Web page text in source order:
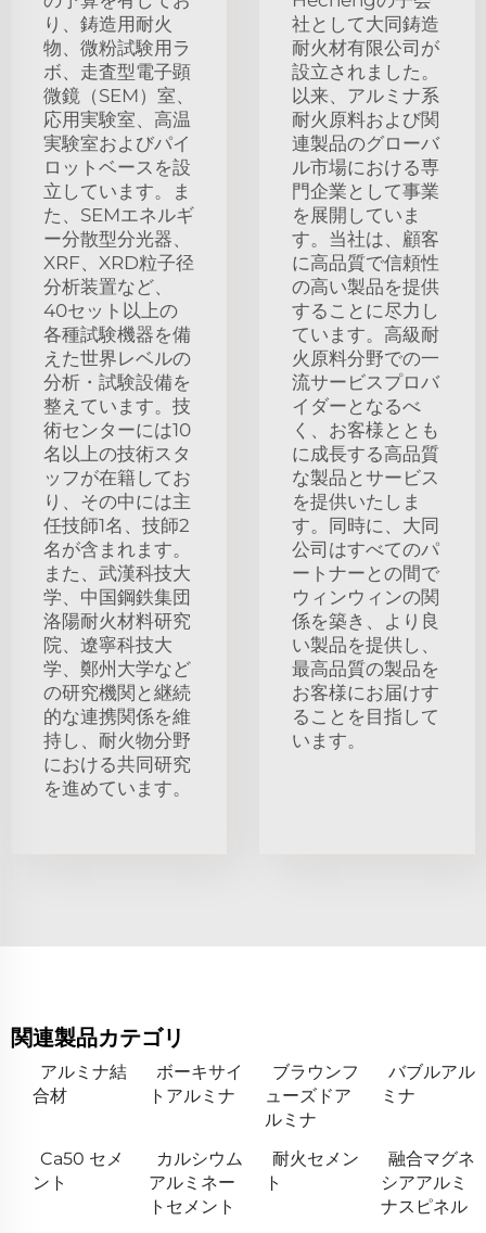
り、鋳造用耐火
物、微粉試験用ラ
ボ、走査型電子顕
微鏡（SEM）室、
応用実験室、高温
実験室およびパイ
ロットベースを設
立しています。ま
た、SEMエネルギ
ー分散型分光器、
XRF、XRD粒子径
分析装置など、
40セット以上の
各種試験機器を備
えた世界レベルの
分析・試験設備を
整えています。技
術センターには10
名以上の技術スタ
ッフが在籍してお
り、その中には主
任技師1名、技師2
名が含まれます。
また、武漢科技大
学、中国鋼鉄集団
洛陽耐火材料研究
院、遼寧科技大
学、鄭州大学など
の研究機関と継続
的な連携関係を維
持し、耐火物分野
における共同研究
を進めています。
社として大同鋳造
耐火材有限公司が
設立されました。
以来、アルミナ系
耐火原料および関
連製品のグローバ
ル市場における専
門企業として事業
を展開していま
す。当社は、顧客
に高品質で信頼性
の高い製品を提供
することに尽力し
ています。高級耐
火原料分野での一
流サービスプロバ
イダーとなるべ
く、お客様ととも
に成長する高品質
な製品とサービス
を提供いたしま
す。同時に、大同
公司はすべてのパ
ートナーとの間で
ウィンウィンの関
係を築き、より良
い製品を提供し、
最高品質の製品を
お客様にお届けす
ることを目指して
います。
関連製品カテゴリ
アルミナ結
合材
ボーキサイ
トアルミナ
ブラウンフ
ューズドア
ルミナ
バブルアル
ミナ
Ca50 セメ
ント
カルシウム
アルミネー
トセメント
耐火セメン
ト
融合マグネ
シアアルミ
ナスピネル